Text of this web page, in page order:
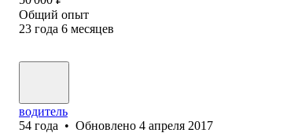
Общий опыт
23 года 6 месяцев
водитель
54 года • Обновлено 4 апреля 2017